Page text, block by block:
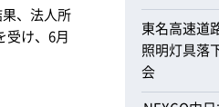
、法人所
受け、6月
東名高速道
照明灯具落
会